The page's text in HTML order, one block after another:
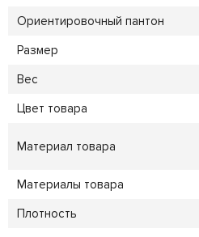
Ориентировочный пантон
Размер
Вес
Цвет товара
Материал товара
Материалы товара
Плотность